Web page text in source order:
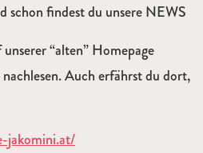
schon findest du unsere NEWS
“alten” Homepage
nachlesen. Auch erfährst du dort,
jakomini.at/